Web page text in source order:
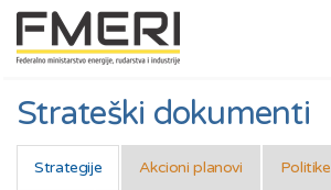
Strateški dokumenti
Strategije Akcioni planovi Politike